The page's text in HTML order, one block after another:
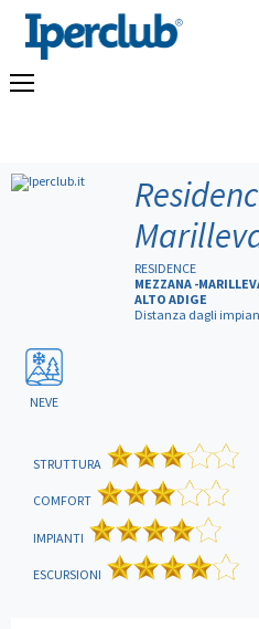
RESIDENCE
MEZZANA -
ALTO ADIGE
Distanza dagli
NEVE
STRUTTURA
COMFORT
IMPIANTI
ESCURSIONI